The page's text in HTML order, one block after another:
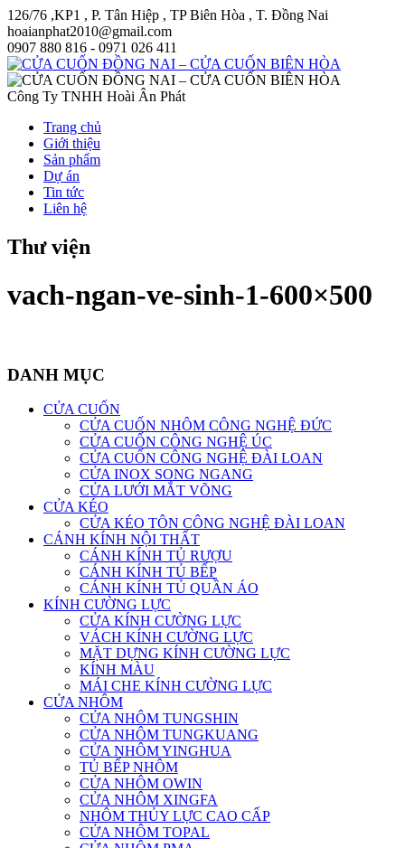
126/76 ,KP1 , P. Tân Hiệp , TP Biên Hòa , T. Đồng Nai
hoaianphat2010@gmail.com
0907 880 816 - 0971 026 411
Công Ty TNHH Hoài Ân Phát
Trang chủ
Giới thiệu
Sản phẩm
Dự án
Tin tức
Liên hệ
Thư viện
vach-ngan-ve-sinh-1-600×500
DANH MỤC
CỬA CUỐN
CỬA CUỐN NHÔM CÔNG NGHỆ ĐỨC
CỬA CUỐN CÔNG NGHỆ ÚC
CỬA CUỐN CÔNG NGHỆ ĐÀI LOAN
CỬA INOX SONG NGANG
CỬA LƯỚI MẮT VÕNG
CỬA KÉO
CỬA KÉO TÔN CÔNG NGHỆ ĐÀI LOAN
CÁNH KÍNH NỘI THẤT
CÁNH KÍNH TỦ RƯỢU
CÁNH KÍNH TỦ BẾP
CÁNH KÍNH TỦ QUẦN ÁO
KÍNH CƯỜNG LỰC
CỬA KÍNH CƯỜNG LỰC
VÁCH KÍNH CƯỜNG LỰC
MẶT DỰNG KÍNH CƯỜNG LỰC
KÍNH MÀU
MÁI CHE KÍNH CƯỜNG LỰC
CỬA NHÔM
CỬA NHÔM TUNGSHIN
CỬA NHÔM TUNGKUANG
CỬA NHÔM YINGHUA
TỦ BẾP NHÔM
CỬA NHÔM OWIN
CỬA NHÔM XINGFA
NHÔM THỦY LỰC CAO CẤP
CỬA NHÔM TOPAL